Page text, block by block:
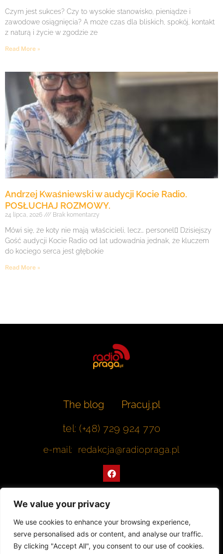
We value your privacy
We use cookies to enhance your browsing experience,
serve personalised ads or content, and analyse our traffic.
By clicking "Accept All", you consent to our use of cookies.
Czym jest sukces? Czy to wysokie stanowisko, pieniądze i
zawodowe osiągnięcia? A może czas dla bliskich, spokój, kontakt
z naturą i życie w zgodzie ze
Read More »
Andrzej Kwaśniewski w audycji Kocie Radio.
POSŁUCHAJ ROZMOWY.
24 lipca, 2026 Brak komentarzy
Mówi się, że koty nie mają właścicieli, lecz… personel Dzisiejszy
Gość audycji Kocie Radio od lat udowadnia jednak, że kluczem
do kociego serca jest głębokie
Read More »
The blog
Pracuj.pl
tel: (+48) 729 924 770
e-mail: redakcja@radiopraga.pl
F
a
c
o
k
Współpracujemy z Muzeum Warszawskiej Pragi
© 2022 All rights Reserved. Radiopraga.pl